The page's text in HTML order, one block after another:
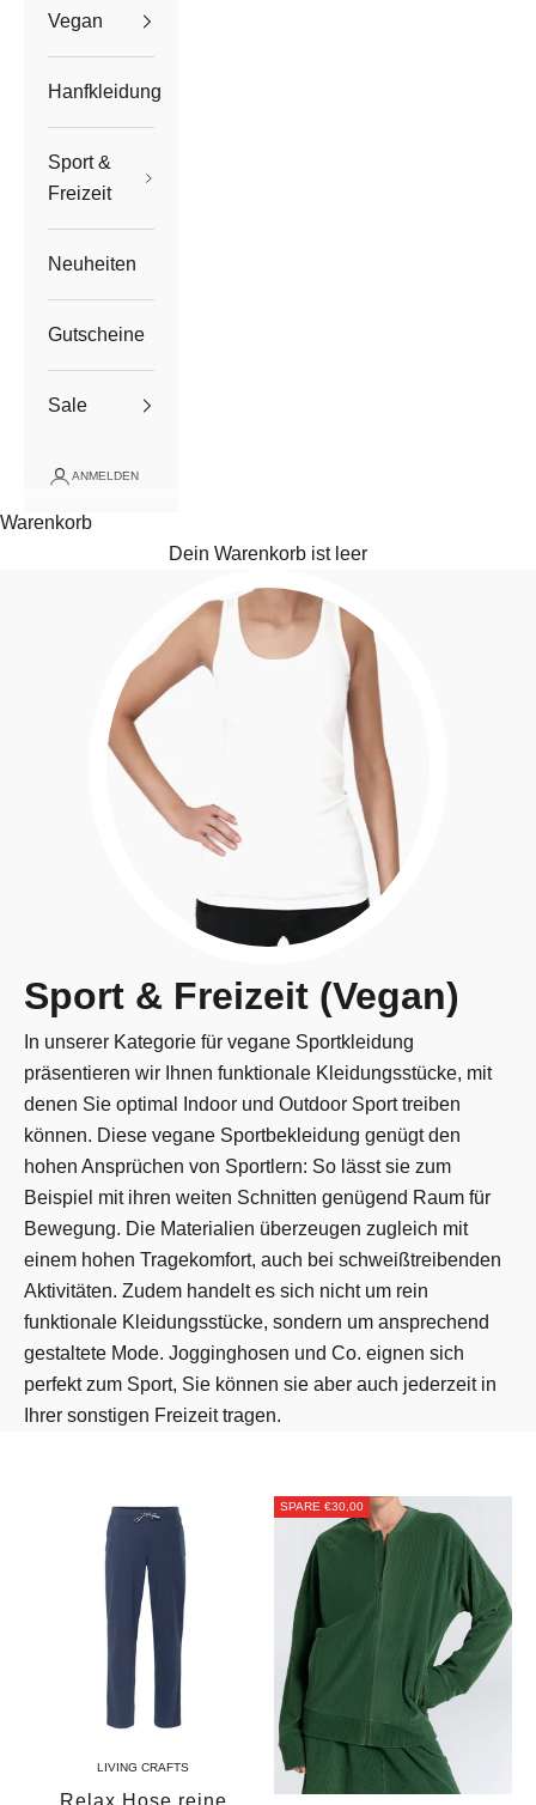
Vegan
Hanfkleidung
Sport &
Freizeit
Neuheiten
Gutscheine
Sale
ANMELDEN
Warenkorb
Dein Warenkorb ist leer
Sport & Freizeit (Vegan)
In unserer Kategorie für vegane Sportkleidung
präsentieren wir Ihnen funktionale Kleidungsstücke, mit
denen Sie optimal Indoor und Outdoor Sport treiben
können. Diese vegane Sportbekleidung genügt den
hohen Ansprüchen von Sportlern: So lässt sie zum
Beispiel mit ihren weiten Schnitten genügend Raum für
Bewegung. Die Materialien überzeugen zugleich mit
einem hohen Tragekomfort, auch bei schweißtreibenden
Aktivitäten. Zudem handelt es sich nicht um rein
funktionale Kleidungsstücke, sondern um ansprechend
gestaltete Mode. Jogginghosen und Co. eignen sich
perfekt zum Sport, Sie können sie aber auch jederzeit in
Ihrer sonstigen Freizeit tragen.
LIVING CRAFTS
Relax Hose reine
SPARE €30,00